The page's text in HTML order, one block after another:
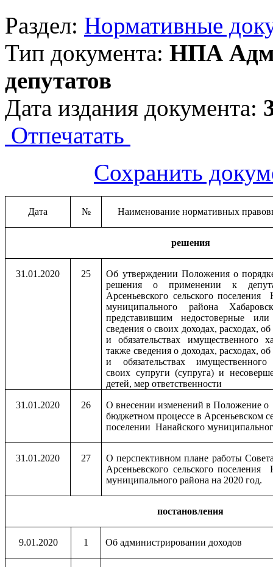
Раздел: Нормативные
Тип документа: НПА
депутатов
Дата издания документа:
Отпечатать
Сохранить
Дата № Наименование нормативных
решения
31.01.2020 25
Об утверждении Положения о
решения о применении к
Арсеньевского сельского поселения
муниципального района
представившим недостоверные
сведения о своих доходах, расходах,
и обязательствах имущественного
также сведения о доходах, расходах,
и обязательствах имущественного
своих супруги (супруга) и
детей, мер ответственности
31.01.2020 26
О внесении изменений в Положение о
бюджетном процессе в Арсеньевском
поселении Нанайского
31.01.2020 27
О перспективном плане работы
Арсеньевского сельского поселения
муниципального района на 2020 год.
постановления
9.01.2020 1 Об администрировании доходов